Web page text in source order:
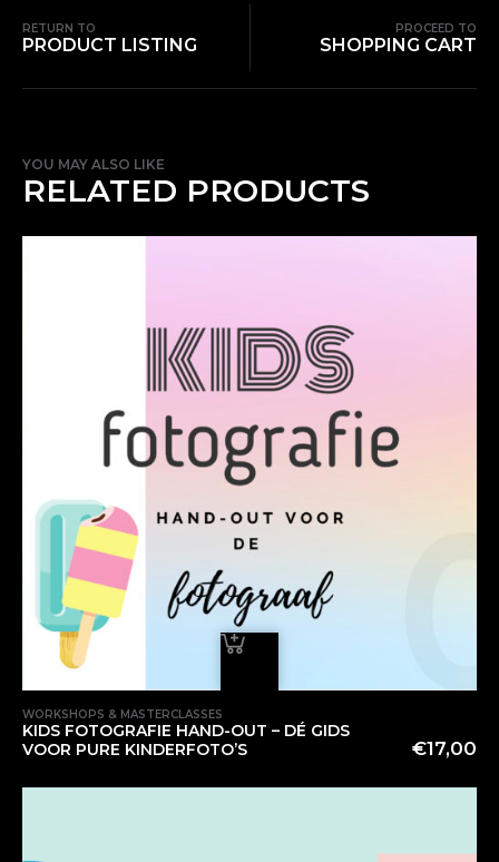
RETURN TO
PRODUCT LISTING
PROCEED TO
SHOPPING CART
YOU MAY ALSO LIKE
RELATED PRODUCTS
WORKSHOPS & MASTERCLASSES
KIDS FOTOGRAFIE HAND-OUT – DÉ GIDS
VOOR PURE KINDERFOTO’S
€17,00